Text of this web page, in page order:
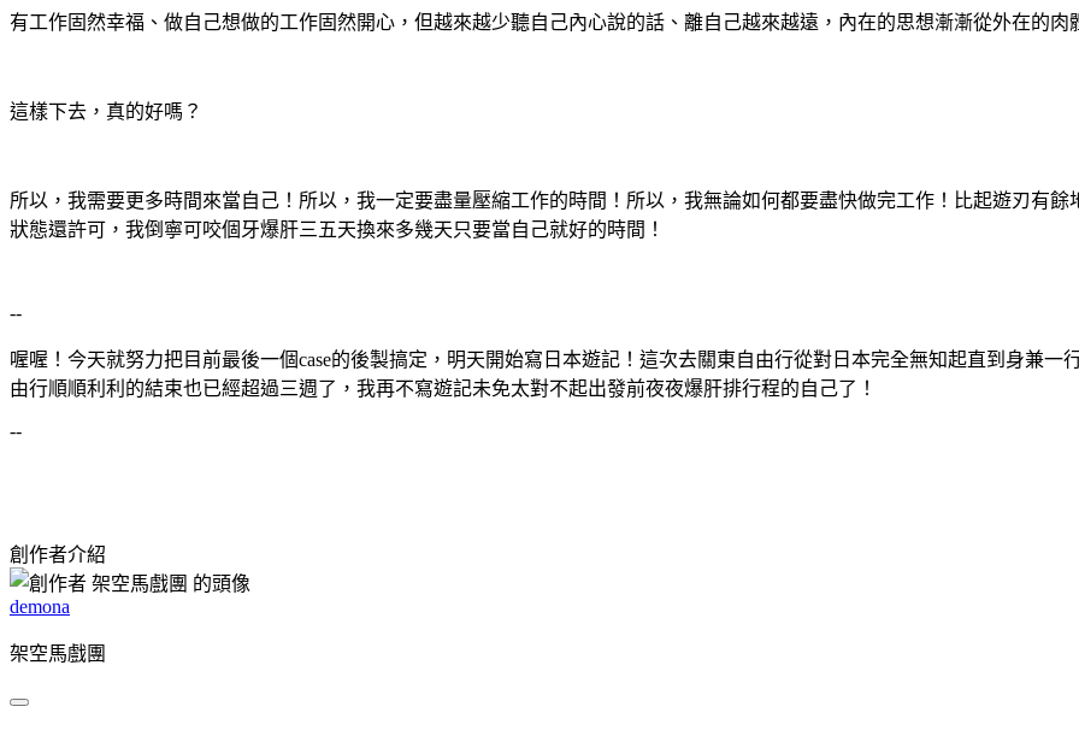
有工作固然幸福、做自己想做的工作固然開心，但越來越少聽自己內心說的話、離自己越來越遠，內在的思想漸漸從外在的肉
這樣下去，真的好嗎？
所以，我需要更多時間來當自己！所以，我一定要盡量壓縮工作的時間！所以，我無論如何都要盡快做完工作！比起遊刃有
狀態還許可，我倒寧可咬個牙爆肝三五天換來多幾天只要當自己就好的時間！
--
喔喔！今天就努力把目前最後一個case的後製搞定，明天開始寫日本遊記！這次去關東自由行從對日本完全無知起直到身兼
由行順順利利的結束也已經超過三週了，我再不寫遊記未免太對不起出發前夜夜爆肝排行程的自己了！
--
創作者介紹
demona
架空馬戲團